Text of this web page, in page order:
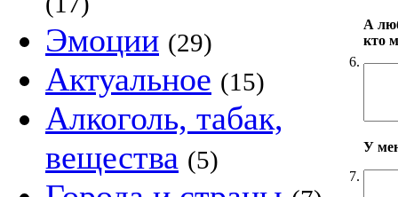
Эмоции (29)
Актуальное (15)
Алкоголь, табак,
вещества (5)
6.
А
кто
7.
У